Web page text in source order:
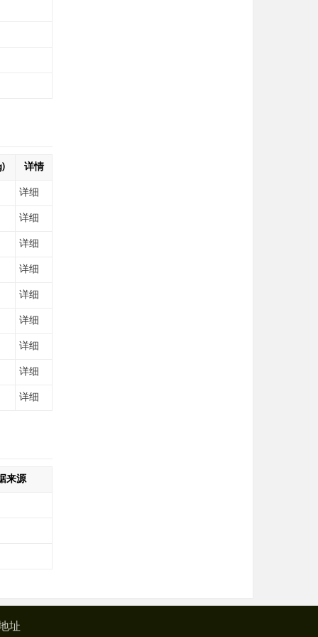
详情
详细
详细
详细
详细
详细
详细
详细
详细
详细
来源
址